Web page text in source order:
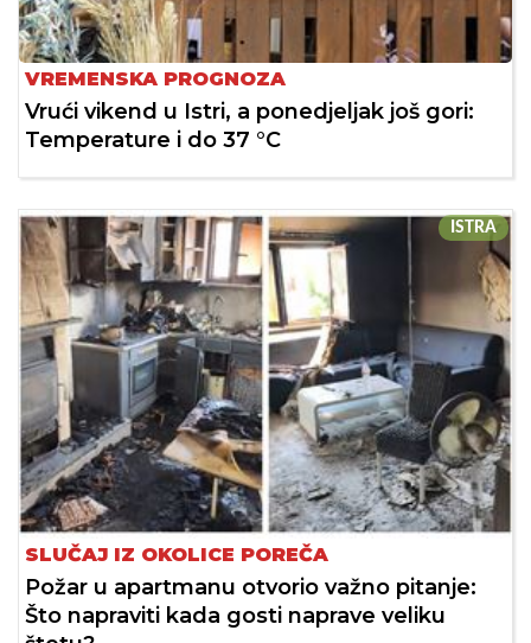
VREMENSKA PROGNOZA
Vrući vikend u Istri, a ponedjeljak još gori:
Temperature i do 37 °C
ISTRA
SLUČAJ IZ OKOLICE POREČA
Požar u apartmanu otvorio važno pitanje:
Što napraviti kada gosti naprave veliku